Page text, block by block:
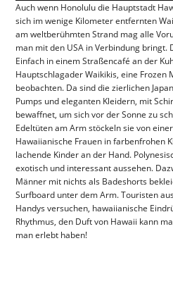
Auch wenn Honolulu die Hauptstadt
sich im wenige Kilometer entfernten
am weltberühmten Strand mag alle
man mit den USA in Verbindung bringt.
Einfach in einem Straßencafé an der
Hauptschlagader Waikikis, eine
beobachten. Da sind die zierlichen
Pumps und eleganten Kleidern, mit
bewaffnet, um sich vor der Sonne zu
Edeltüten am Arm stöckeln sie von
Hawaiianische Frauen in farbenfrohen
lachende Kinder an der Hand.
exotisch und interessant aussehen.
Männer mit nichts als Badeshorts
Surfboard unter dem Arm. Touristen
Handys versuchen, hawaiianische
Rhythmus, den Duft von Hawaii kann
man erlebt haben!